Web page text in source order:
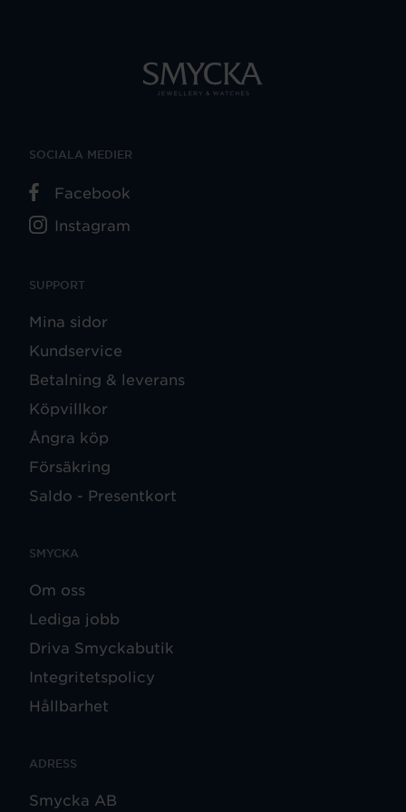
SUPPORT
Mina sidor
Kundservice
Betalning & leverans
Köpvillkor
Ångra köp
Försäkring
Saldo - Presentkort
SMYCKA
Om oss
Lediga jobb
Driva Smyckabutik
Integritetspolicy
Hållbarhet
ADRESS
Smycka AB
SOCIALA MEDIER
Facebook
Instagram